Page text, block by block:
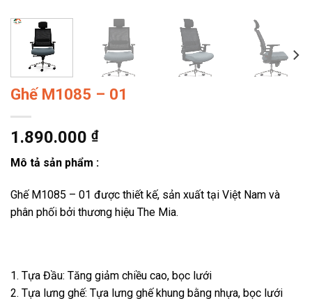
Ghế M1085 – 01
1.890.000 ₫
Mô tả sản phẩm :
Ghế M1085 – 01 được thiết kế, sản xuất tại Việt Nam và
phân phối bởi thương hiệu The Mia.
1. Tựa Đầu: Tăng giảm chiều cao, bọc lưới
2. Tựa lưng ghế: Tựa lưng ghế khung bằng nhựa, bọc lưới